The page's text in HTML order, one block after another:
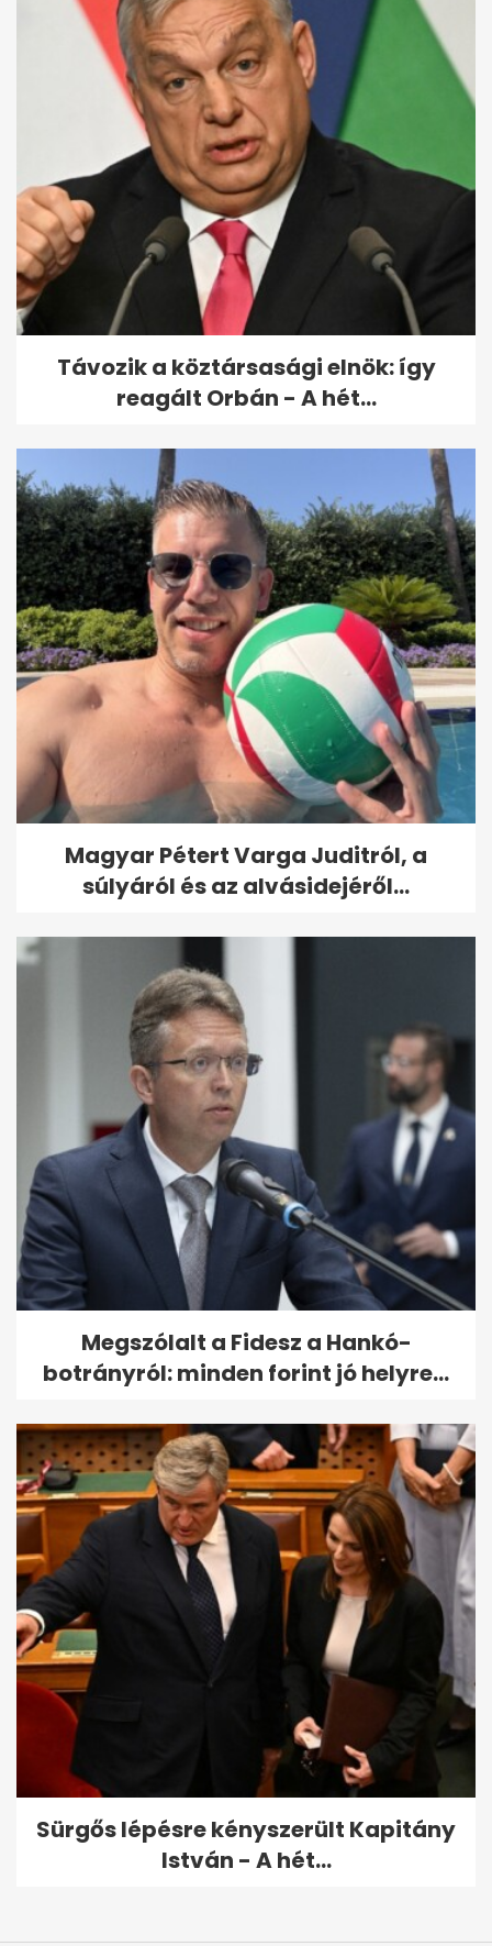
Így veheti el a pénzt Orbántól
az Európai Unió
Távozik a köztársasági elnök: így
reagált Orbán - A hét...
Magyar Pétert Varga Juditról, a
súlyáról és az alvásidejéről...
Megszólalt a Fidesz a Hankó-
botrányról: minden forint jó helyre...
Sürgős lépésre kényszerült Kapitány
István - A hét...